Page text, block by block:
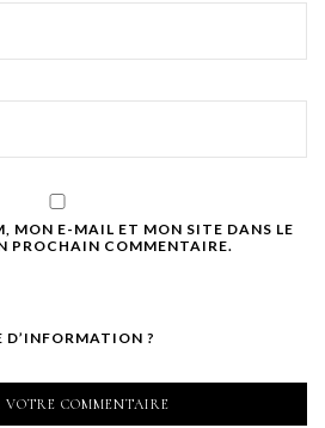
MON E-MAIL ET MON SITE DANS LE
PROCHAIN COMMENTAIRE.
D’INFORMATION ?